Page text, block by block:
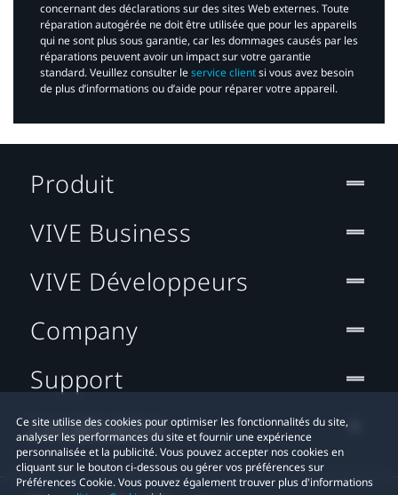
concernant des déclarations sur des sites Web externes. Toute
réparation autogérée ne doit être utilisée que pour les appareils
qui ne sont plus sous garantie, car les dommages causés par les
réparations peuvent avoir un impact sur votre garantie
standard. Veuillez consulter leservice clientsi vous avez besoin
de plus d’informations ou d’aide pour réparer votre appareil.​
Ce site utilise des cookies pour optimiser les fonctionnalités du site,
analyser les performances du site et fournir une expérience
personnalisée et la publicité. Vous pouvez accepter nos cookies en
cliquant sur le bouton ci-dessous ou gérer vos préférences sur
Préférences Cookie. Vous pouvez également trouver plus d'informations
Produit
VIVE Business
VIVE Développeurs
Company
Support
Localisation